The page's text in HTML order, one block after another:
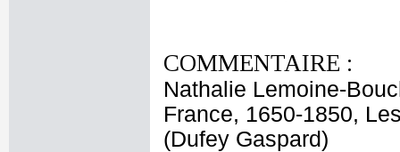
COMMENTAIRE :
Nathalie Lemoine-
France, 1650-1850,
(Dufey Gaspard)